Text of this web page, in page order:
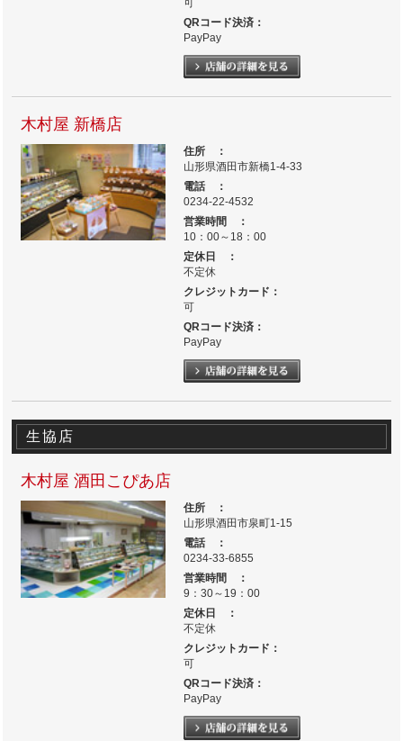
可
QRコード決済：
PayPay
木村屋 新橋店
住所 ：
山形県酒田市新橋1-4-33
電話 ：
0234-22-4532
営業時間 ：
10：00～18：00
定休日 ：
不定休
クレジットカード：
可
QRコード決済：
PayPay
生協店
木村屋 酒田こぴあ店
住所 ：
山形県酒田市泉町1-15
電話 ：
0234-33-6855
営業時間 ：
9：30～19：00
定休日 ：
不定休
クレジットカード：
可
QRコード決済：
PayPay